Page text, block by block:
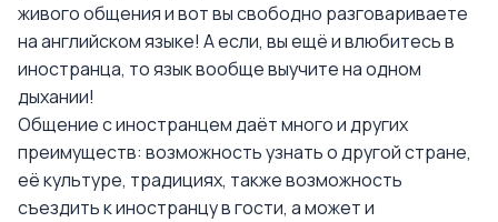
живого общения и вот вы свободно разговариваете
на английском языке! А если, вы ещё и влюбитесь в
иностранца, то язык вообще выучите на одном
дыхании!
Общение с иностранцем даёт много и других
преимуществ: возможность узнать о другой стране,
её культуре, традициях, также возможность
съездить к иностранцу в гости, а может и